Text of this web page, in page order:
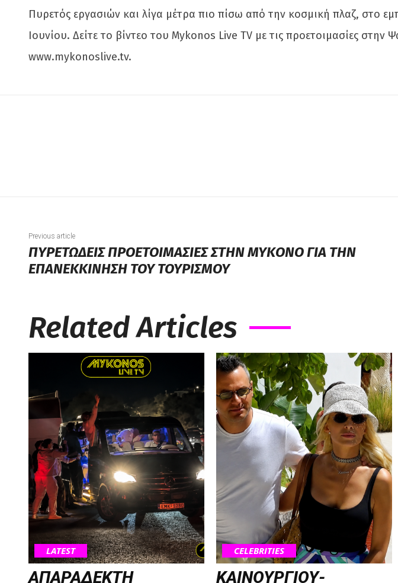
Πυρετός εργασιών και λίγα μέτρα πιο πίσω από την κοσμική πλαζ, στο
Ιουνίου. Δείτε το βίντεο του Mykonos Live TV με τις προετοιμασίες
www.mykonoslive.tv.
Previous article
ΠΥΡΕΤΩΔΕΙΣ ΠΡΟΕΤΟΙΜΑΣΙΕΣ ΣΤΗΝ ΜΥΚΟΝΟ ΓΙΑ ΤΗΝ
ΕΠΑΝΕΚΚΙΝΗΣΗ ΤΟΥ ΤΟΥΡΙΣΜΟΥ
Related Articles
LATEST
ΑΠΑΡΑΔΕΚΤΗ
CELEBRITIES
ΚΑΙΝΟΥΡΓΙΟΥ-